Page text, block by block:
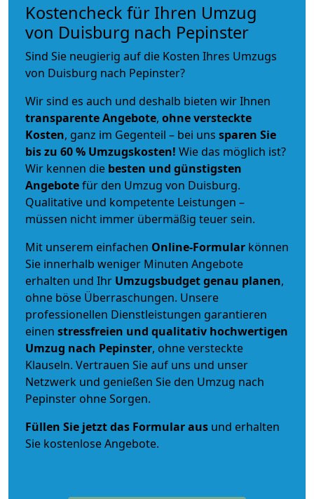
Kostencheck für Ihren Umzug
von Duisburg nach Pepinster
Sind Sie neugierig auf die Kosten Ihres Umzugs
von Duisburg nach Pepinster?
Wir sind es auch und deshalb bieten wir Ihnen
transparente Angebote, ohne versteckte
Kosten, ganz im Gegenteil – bei uns sparen Sie
bis zu 60 % Umzugskosten! Wie das möglich ist?
Wir kennen die besten und günstigsten
Angebotefür den Umzug von Duisburg.
Qualitative und kompetente Leistungen –
müssen nicht immer übermäßig teuer sein.
Mit unserem einfachen Online-Formular können
Sie innerhalb weniger Minuten Angebote
erhalten und Ihr Umzugsbudgetgenau planen,
ohne böse Überraschungen. Unsere
professionellen Dienstleistungen garantieren
einen stressfreien und qualitativ hochwertigen
Umzug nach Pepinster, ohne versteckte
Klauseln. Vertrauen Sie auf uns und unser
Netzwerk und genießen Sie den Umzug nach
Pepinster ohne Sorgen.
Füllen Sie jetzt das Formular aus und erhalten
Sie kostenlose Angebote.